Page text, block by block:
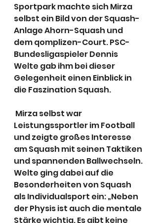
Sportpark machte sich Mirza
selbst ein Bild von der Squash-
Anlage Ahorn-Squash und
dem qomplizen-Court. PSC-
Bundesligaspieler Dennis
Welte gab ihm bei dieser
Gelegenheit einen Einblick in
die Faszination Squash.
Leistungssportler im Football
und zeigte großes Interesse
am Squash mit seinen Taktiken
und spannenden Ballwechseln.
Welte ging dabei auf die
Besonderheiten von Squash
als Individualsport ein: „Neben
der Physis ist auch die mentale
Stärke wichtig. Es gibt keine